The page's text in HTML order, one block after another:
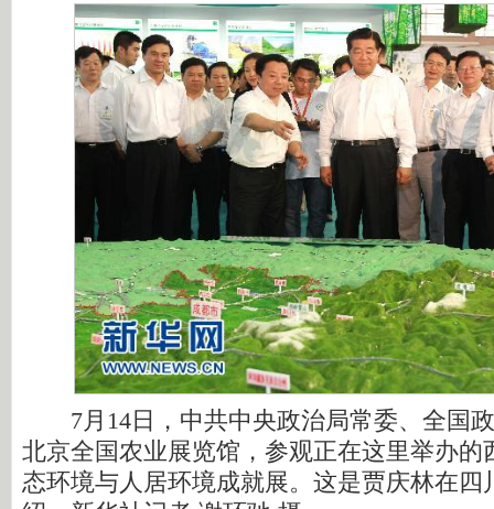
7月14日，中共中央政治局常委、全国
北京全国农业展览馆，参观正在这里举办的
态环境与人居环境成就展。这是贾庆林在四